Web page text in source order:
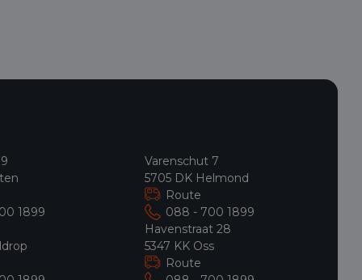
1899
Varenschut 7
5705 DK Helmond
Route
088 - 700 1899
Havenstraat 28
5347 KK Oss
Route